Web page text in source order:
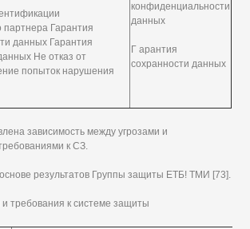
партнера Гарантия
данных Гарантия
Не отказ от
попыток нарушения
конфиденциальности
данных
Г арантия
сохранности данных
зависимость между угрозами и
к СЗ.
результатов Группы защиты ЕТБ! ТМИ [73].
и требования к системе защиты